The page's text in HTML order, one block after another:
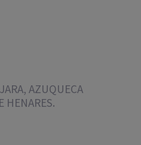
AZUQUECA
HENARES.